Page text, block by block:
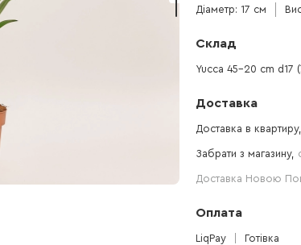
Діаметр: 17 см
Склад
Yucca 45-20 cm d17
Доставка
Доставка в квартиру,
Забрати з магазину,
Доставка Новою
Оплата
LiqPay Готівка